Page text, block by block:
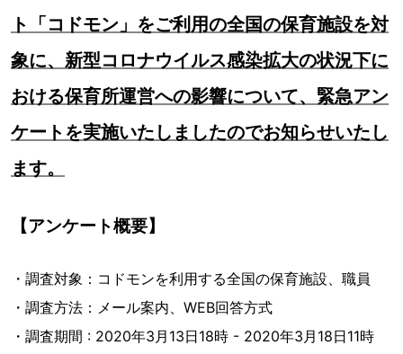
ト「コドモン」をご利用の全国の保育施設を対
象に、新型コロナウイルス感染拡大の状況下に
おける保育所運営への影響について、緊急アン
ケートを実施いたしましたのでお知らせいたし
ます。
【アンケート概要】
・調査対象：コドモンを利用する全国の保育施設、職員
・調査方法：メール案内、WEB回答方式
・調査期間 : 2020年3月13日18時 - 2020年3月18日11時